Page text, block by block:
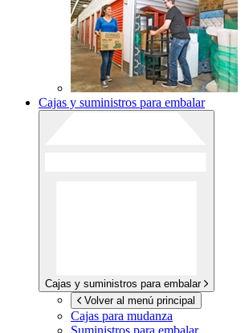
Cajas y suministros para embalar
Cajas y suministros para embalar
Volver al menú principal
Cajas para mudanza
Suministros para embalar